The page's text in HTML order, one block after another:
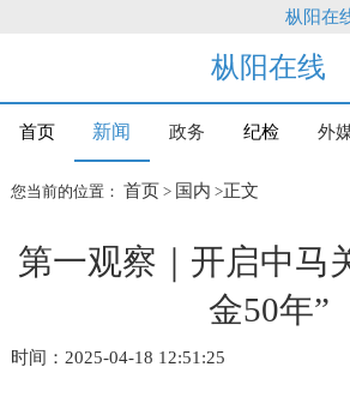
枞阳在
枞阳在线
首页 新闻 政务 纪检 外
您当前的位置： 首页 > 国内 >正文
第一观察｜开启中马
金50年”
时间：2025-04-18 12:51:25